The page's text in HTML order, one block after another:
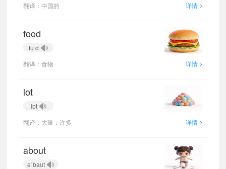
翻译：中国的
详情 >
food
fuːd
翻译：食物
详情 >
lot
lɒt
翻译：大量；许多
详情 >
about
əˈbaʊt